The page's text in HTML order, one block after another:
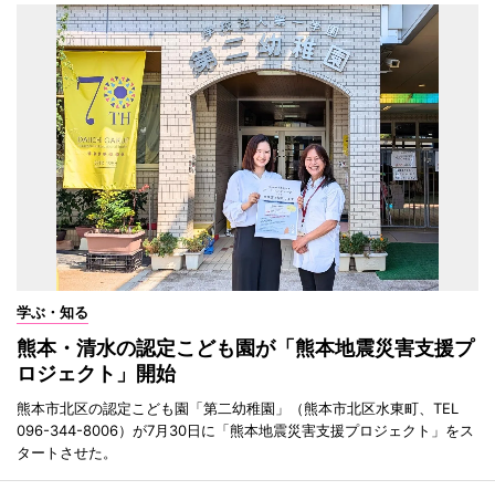
学ぶ・知る
熊本・清水の認定こども園が「熊本地震災害支援プ
ロジェクト」開始
熊本市北区の認定こども園「第二幼稚園」（熊本市北区水東町、TEL
096-344-8006）が7月30日に「熊本地震災害支援プロジェクト」をス
タートさせた。